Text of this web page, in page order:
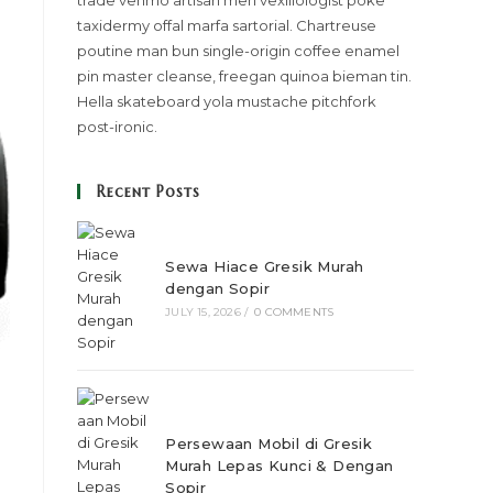
taxidermy offal marfa sartorial. Chartreuse
poutine man bun single-origin coffee enamel
pin master cleanse, freegan quinoa bieman tin.
Hella skateboard yola mustache pitchfork
post-ironic.
Recent Posts
Sewa Hiace Gresik Murah
dengan Sopir
JULY 15, 2026 / 0 COMMENTS
Persewaan Mobil di Gresik
Murah Lepas Kunci & Dengan
Sopir